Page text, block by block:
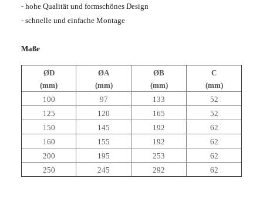
- hohe Qualität und formschönes Design
- schnelle und einfache Montage
Maße
ØD
(mm)
ØA
(mm)
ØB
(mm)
C
(mm)
100
97 133
52
125
120 165
52
150
145 192
62
160
155 192
62
200
195 253
62
250
245 292 62